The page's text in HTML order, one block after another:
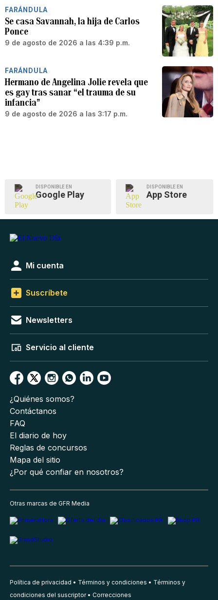
FARÁNDULA
Se casa Savannah, la hija de Carlos
Ponce
9 de agosto de 2026 a las 4:39 p.m.
FARÁNDULA
Hermano de Angelina Jolie revela que
es gay tras sanar “el trauma de su
infancia”
9 de agosto de 2026 a las 3:17 p.m.
DISPONIBLE EN
Google Play
DISPONIBLE EN
App Store
Mi cuenta
Suscríbete
Newsletters
Servicio al cliente
¿Quiénes somos?
Contáctanos
FAQ
El diario de hoy
Reglas de concursos
Mapa del sitio
¿Por qué confiar en nosotros?
Otras marcas de GFR Media
Política de privacidad Términos y condiciones
Términos y
condiciones del suscriptor
Correcciones